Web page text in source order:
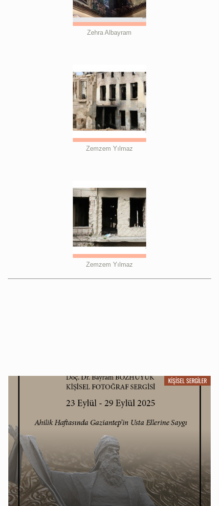
Zehra Albayram
Zemzem Yılmaz
Zemzem Yılmaz
KIŞISEL SERGILER